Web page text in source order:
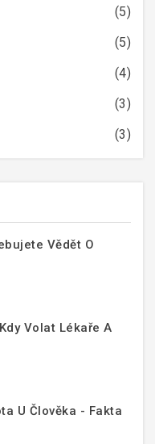
(5)
(5)
(4)
(3)
(3)
Vědět O
Volat Lékaře A
U Člověka - Fakta